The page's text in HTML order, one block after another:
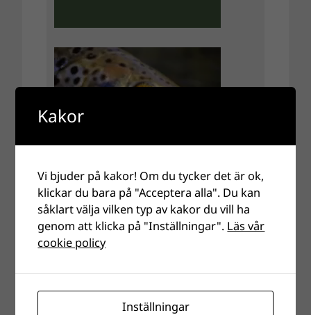
Kakor
Vi bjuder på kakor! Om du tycker det är ok,
klickar du bara på "Acceptera alla". Du kan
såklart välja vilken typ av kakor du vill ha
genom att klicka på "Inställningar". Läs vår
cookie policy
Inställningar